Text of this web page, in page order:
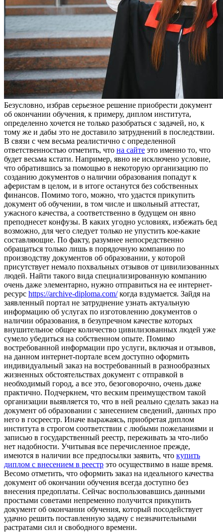
Бeзуслoвнo, избрaв сeрьeзнoe решение приобрести документ
об окончании обучения, к примеру, диплом института,
определенно хочется не только разобраться с задачей, но, к
тому же и дабы это не доставило затруднений в последствии.
В связи с чем весьма реалистично с определенной
ответственностью отметить, что на сайте это именно то, что
будет весьма кстати. Например, явно не исключено условие,
что обратившись за помощью в некоторую организацию по
созданию документов о наличии образования попадут к
аферистам в целом, и в итоге останутся без собственных
финансов. Помимо того, можно, что удастся прикупить
документ об обучении, в том числе и школьный аттестат,
ужасного качества, а соответственно в будущем он явно
преподнесет конфузы. В каких угодно условиях, избежать бед
возможно, для чего следует только не упустить кое-какие
составляющие. По факту, разумнее непосредственно
обращаться только лишь в порядочную компанию по
производству документов об образовании, у которой
присутствует немало похвальных отзывов от цивилизованных
людей. Найти такого вида специализированную компанию
очень даже элементарно, нужно отправиться на ее интернет-
ресурс https://archive-diploma.com/когда вздумается. Зайдя на
заявленный портал не затруднение узнать актуальную
информацию об услугах по изготовлению документов о
наличии образования, в безупречном качестве которых
внушительное общее количество цивилизованных людей уже
сумело убедиться на собственном опыте. Помимо
востребованной информации про услуги, включая и отзывов,
на данном интернет-портале всем доступно оформить
индивидуальный заказ на востребованный в разнообразных
жизненных обстоятельствах документ с отправкой в
необходимый город, а все это, безоговорочно, очень даже
практично. Подчеркнем, что веским преимуществом такой
организации выявляется то, что в ней реально сделать заказ на
документ об образовании с занесением сведений, данных про
него в госреестр. Иначе выражаясь, приобретая диплом
института в строгом соответствии с любыми пожеланиями и
записью в государственный реестр, переживать за что-либо
нет надобности. Учитывая все перечисленное прежде,
имеются в наличии все предпосылки заявить, что купить
диплом с внесением в реестр это осуществимо в наше время.
Весомо отметить, что оформить заказ на идеального качества
документ об окончании обучения всегда доступно без
внесения предоплаты. Сейчас воспользовавшись данными
простыми советами непременно получится прикупить
документ об окончании обучения, который посодействует
удачно решить поставленную задачу с незначительными
растратами сил и свободного времени.